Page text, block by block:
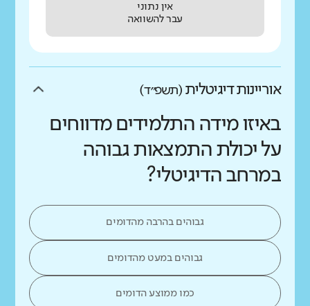
אין נתוני
עבר להשוואה
אוריינות דיגיטלית (תשפ״ד)
באיזו מידה התלמידים מדווחים
על יכולת התמצאות גבוהה
במרחב הדיגיטלי?
גבוהים בהרבה מהדומים
גבוהים במעט מהדומים
כמו ממוצע הדומים